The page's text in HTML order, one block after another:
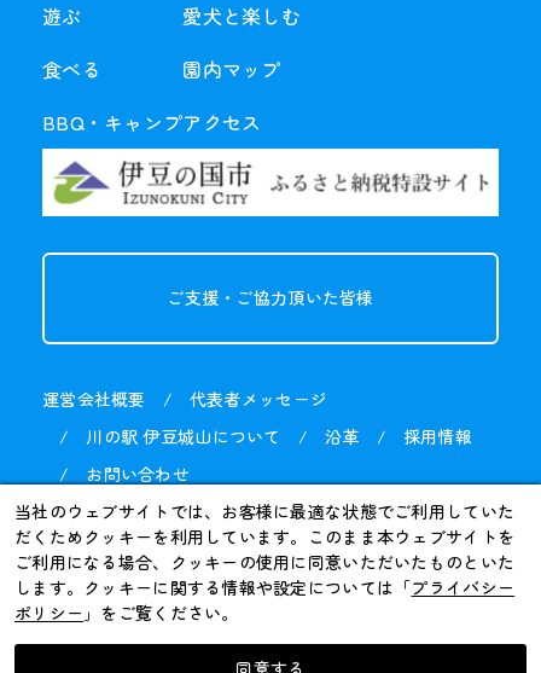
遊ぶ
食べる
BBQ・ キャンプ
愛犬と楽しむ
園内マップ
アクセス
ご支援・ご協力頂いた皆様
運営会社概要
代表者メッセージ
川の駅 伊豆城山について
沿革
採用情報
お問い合わせ
©JM.CO.LTD
当社のウェブサイトでは、お客様に最適な状態でご利用していた
だくためクッキーを利用しています。このまま本ウェブサイトを
ご利用になる場合、クッキーの使用に同意いただいたものといた
します。クッキーに関する情報や設定については「プライバシー
ポリシー 」をご覧ください。
同意する